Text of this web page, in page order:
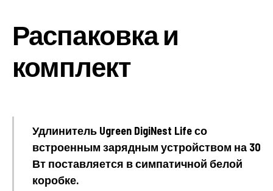
Распаковка и
комплект
Удлинитель Ugreen DigiNest Life со
встроенным зарядным устройством на 30
Вт поставляется в симпатичной белой
коробке.